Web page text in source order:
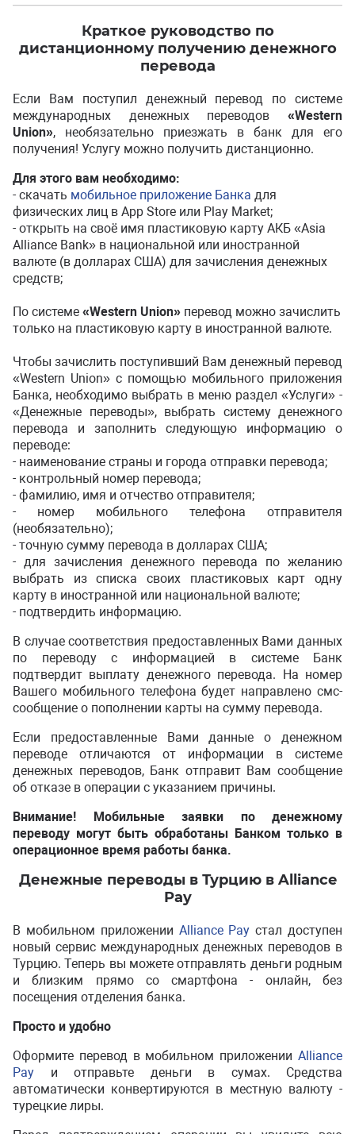
Краткое руководство по
дистанционному получению денежного
перевода
Если Вам поступил денежный перевод по системе
международных денежных переводов «Western
Union», необязательно приезжать в банк для его
получения! Услугу можно получить дистанционно.
Для этого вам необходимо:
- скачать мобильное приложение Банка для
физических лиц в App Store или Play Market;
- открыть на своё имя пластиковую карту АКБ «Asia
Alliance Bank» в национальной или иностранной
валюте (в долларах США) для зачисления денежных
средств;
По системе «Western Union» перевод можно зачислить
только на пластиковую карту в иностранной валюте.
Чтобы зачислить поступивший Вам денежный перевод
«Western Union» с помощью мобильного приложения
Банка, необходимо выбрать в меню раздел «Услуги» -
«Денежные переводы», выбрать систему денежного
перевода и заполнить следующую информацию о
переводе:
- наименование страны и города отправки перевода;
- контрольный номер перевода;
- фамилию, имя и отчество отправителя;
- номер мобильного телефона отправителя
(необязательно);
- точную сумму перевода в долларах США;
- для зачисления денежного перевода по желанию
выбрать из списка своих пластиковых карт одну
карту в иностранной или национальной валюте;
- подтвердить информацию.
В случае соответствия предоставленных Вами данных
по переводу с информацией в системе Банк
подтвердит выплату денежного перевода. На номер
Вашего мобильного телефона будет направлено смс-
сообщение о пополнении карты на сумму перевода.
Если предоставленные Вами данные о денежном
переводе отличаются от информации в системе
денежных переводов, Банк отправит Вам сообщение
об отказе в операции с указанием причины.
Внимание! Мобильные заявки по денежному
переводу могут быть обработаны Банком только в
операционное время работы банка.
Денежные переводы в Турцию в Alliance
Pay
В мобильном приложении Alliance Pay стал доступен
новый сервис международных денежных переводов в
Турцию. Теперь вы можете отправлять деньги родным
и близким прямо со смартфона - онлайн, без
посещения отделения банка.
Просто и удобно
Оформите перевод в мобильном приложении Alliance
Pay и отправьте деньги в сумах. Средства
автоматически конвертируются в местную валюту -
турецкие лиры.